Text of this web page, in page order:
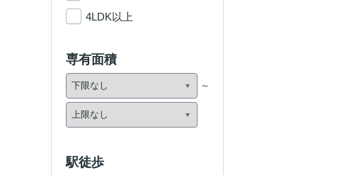
4LDK以上
専有面積
駅徒歩